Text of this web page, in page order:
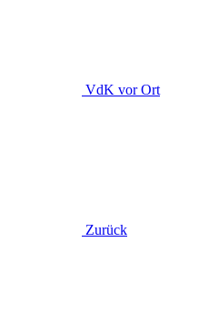
VdK vor Ort
Zurück